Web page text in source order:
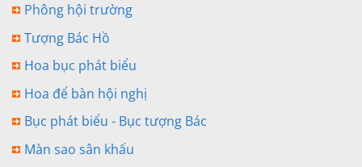
Phông hội trường
Tượng Bác Hồ
Hoa bục phát biểu
Hoa để bàn hội nghị
Bục phát biểu - Bục tượng Bác
Màn sao sân khấu